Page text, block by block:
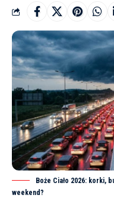
Boże Ciało 2026: korki,
weekend?